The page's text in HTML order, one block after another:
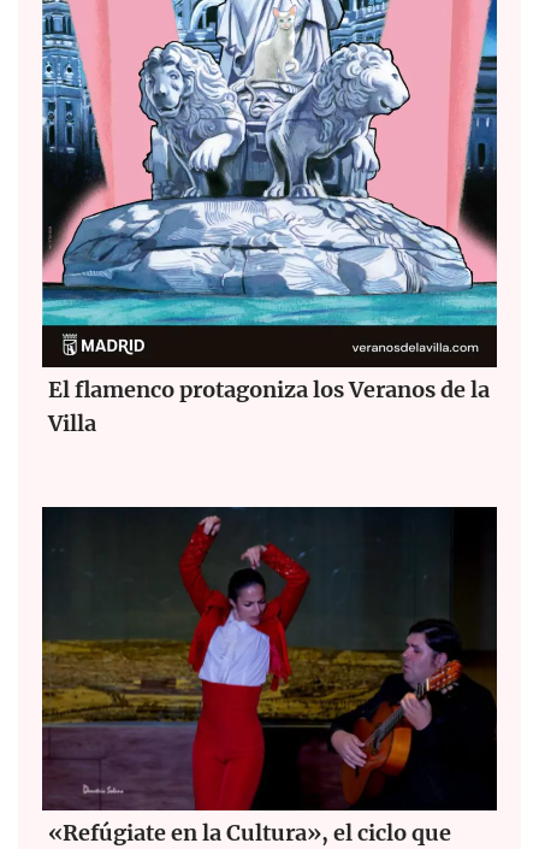
El flamenco protagoniza los Veranos de la
Villa
«Refúgiate en la Cultura», el ciclo que